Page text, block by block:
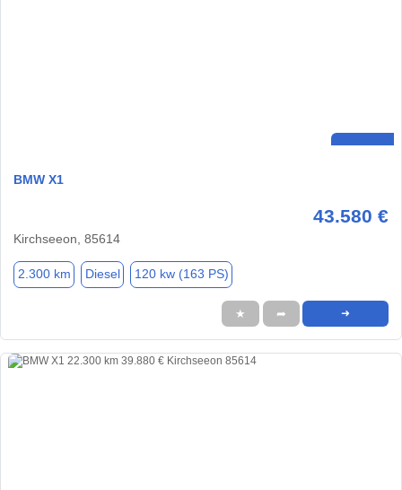
BMW X1
43.580 €
Kirchseeon, 85614
2.300 km Diesel 120 kw (163 PS)
★ ➦ ➜